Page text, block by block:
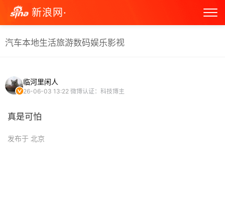
新浪网·
汽车本地生活旅游数码娱乐影视
临河里闲人
26-06-03 13:22 微博认证：科技博主
真是可怕
发布于 北京